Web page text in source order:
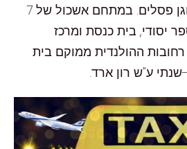
מים, גן אקולוגי וגן פסלים. במתחם אשכול של 7
יסודי, בית כנסת ומרכז
ההולנדית ממוקם בית
ע"ש רון ארד.